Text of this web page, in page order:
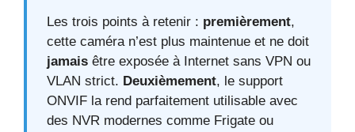
Les trois points à retenir : premièrement,
cette caméra n’est plus maintenue et ne doit
jamais être exposée à Internet sans VPN ou
VLAN strict. Deuxièmement, le support
ONVIF la rend parfaitement utilisable avec
des NVR modernes comme Frigate ou